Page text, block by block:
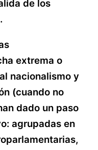
de los
extrema o
nacionalismo y
(cuando no
dado un paso
agrupadas en